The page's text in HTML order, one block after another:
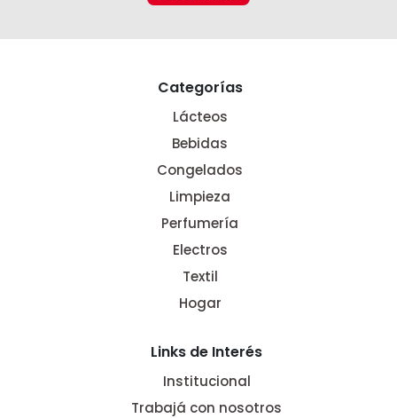
Categorías
Lácteos
Bebidas
Congelados
Limpieza
Perfumería
Electros
Textil
Hogar
Links de Interés
Institucional
Trabajá con nosotros